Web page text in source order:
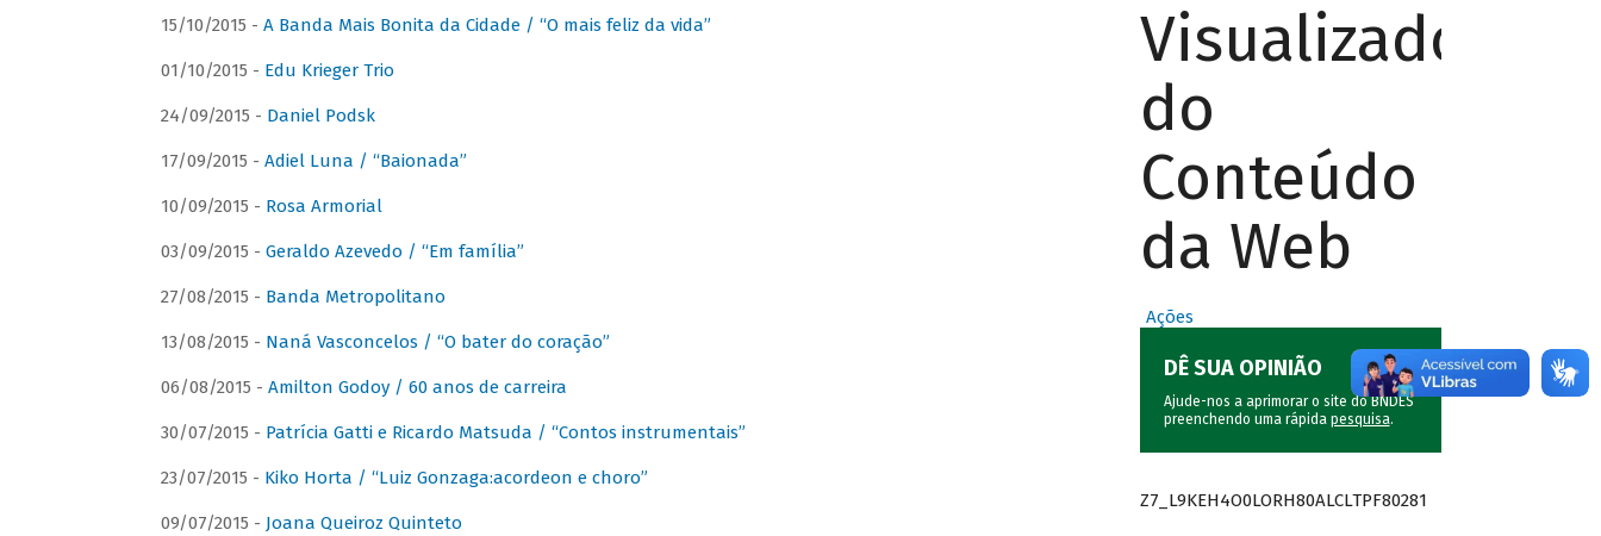
15/10/2015 - A Banda Mais Bonita da Cidade / “O mais feliz da vida”
01/10/2015 - Edu Krieger Trio
24/09/2015 - Daniel Podsk
17/09/2015 - Adiel Luna / “Baionada”
10/09/2015 - Rosa Armorial
03/09/2015 - Geraldo Azevedo / “Em família”
27/08/2015 - Banda Metropolitano
13/08/2015 - Naná Vasconcelos / “O bater do coração”
06/08/2015 - Amilton Godoy / 60 anos de carreira
30/07/2015 - Patrícia Gatti e Ricardo Matsuda / “Contos instrumentais”
23/07/2015 - Kiko Horta / “Luiz Gonzaga:acordeon e choro”
09/07/2015 - Joana Queiroz Quinteto
Visualizador
do
Conteúdo
da Web
Ações
DÊ SUA OPINIÃO
Ajude-nos a aprimorar o site do BNDES
preenchendo uma rápida pesquisa.
Z7_L9KEH4O0LORH80ALCLTPF80281